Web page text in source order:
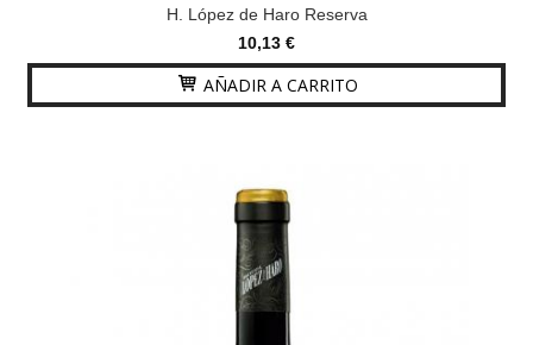
H. López de Haro Reserva
10,13 €
AÑADIR A CARRITO